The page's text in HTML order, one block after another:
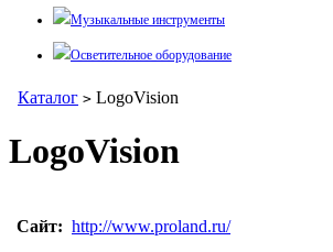
Музыкальные инструменты
Осветительное оборудование
Каталог > LogoVision
LogoVision
Сайт: http://www.proland.ru/